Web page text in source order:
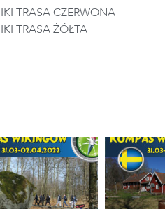
TRASA CZERWONA
TRASA ŻÓŁTA